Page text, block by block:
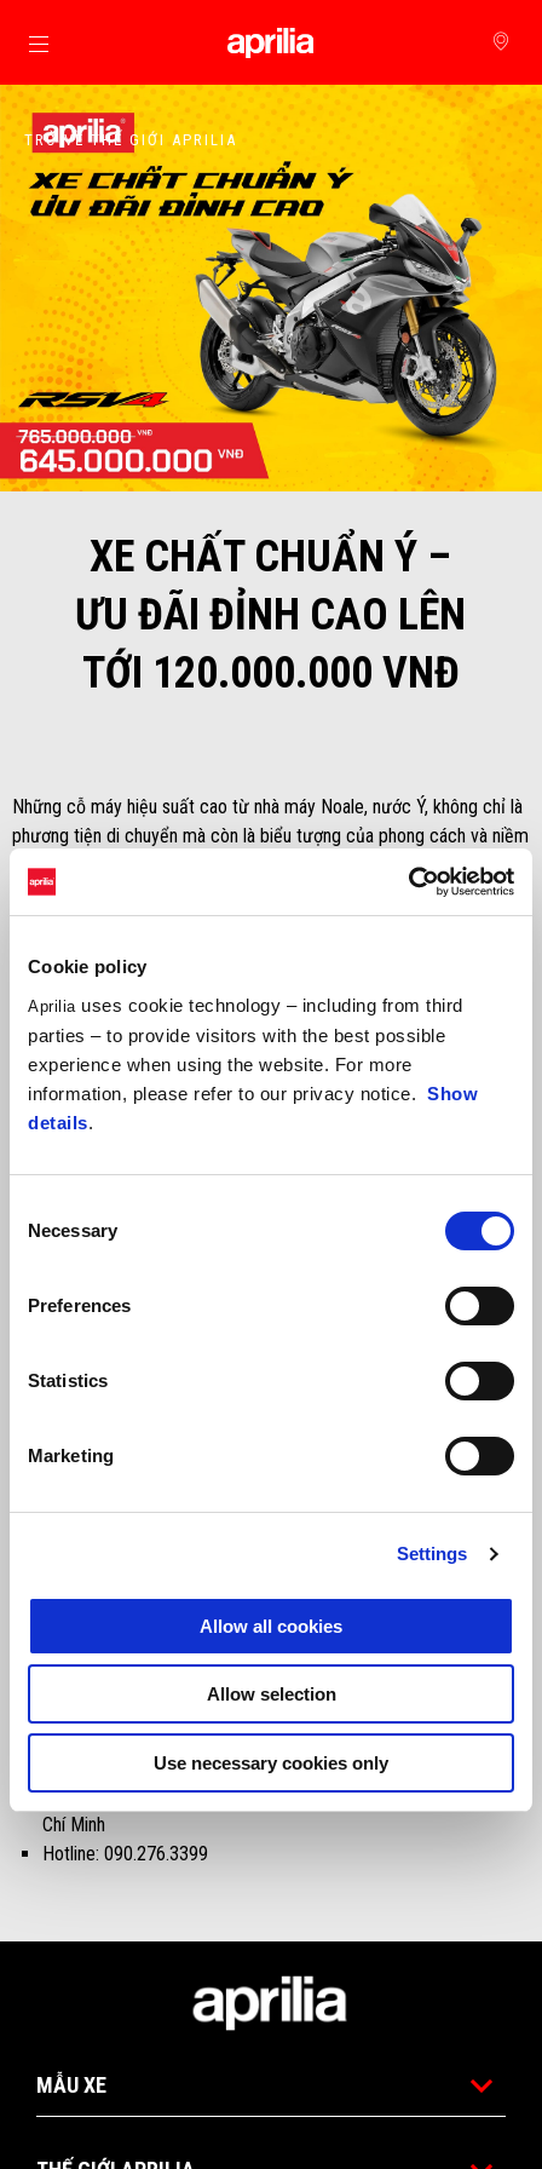
Cookie policy
Aprilia uses cookie technology – including from third
parties – to provide visitors with the best possible
experience when using the website. For more
information, please refer to our privacy notice. Show
details.
Selection
Necessary
Preferences
Statistics
Marketing
Settings
Allow all cookies
Allow selection
Use necessary cookies only
Đi đến bảng tin chính
TRỞ VỀ THẾ GIỚI APRILIA
XE CHẤT CHUẨN Ý –
ƯU ĐÃI ĐỈNH CAO LÊN
TỚI 120.000.000 VNĐ
Những cỗ máy hiệu suất cao từ nhà máy Noale, nước Ý, không chỉ là
phương tiện di chuyển mà còn là biểu tượng của phong cách và niềm
đam mê. Với Aprilia, mỗi cú xoay ga là một bước nhảy vào thế giới
của cảm giác lái đỉnh cao, nơi tốc độ hòa quyện cùng sự tinh tế
trong từng chi tiết.
Để hiện thực hóa giấc mơ sở hữu những siêu phẩm này, Aprilia Việt
Nam xin gửi tặngVOUCHER TRỊ GIÁ LÊN ĐẾN 120.000.000 VNĐ
dành cho tất cả khách hàng mua xe tại hai showroom Motoplex Hà
Nội và Motoplex Sài Gòn.
Sản phẩm và ưu đãi áp dụng:
Liên hệ ngay showroom gần nhất để trải nghiệm lái thử các dòng xe
Địa chỉ: 99 Đàm Quang Trung, Quận Long Biên, Hà Nội
Hotline: 086.800.1946
Địa chỉ: 233 Cộng Hòa, Phường 13, Quận Tân Bình, Thành phố Hồ
Chí Minh
Hotline: 090.276.3399
MẪU XE